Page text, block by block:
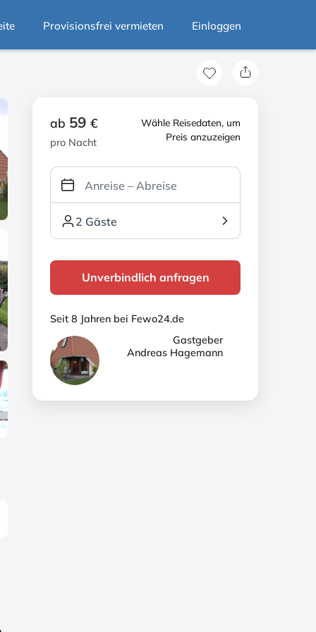
Provisionsfrei vermieten Einloggen
Wähle Reisedaten, um
Preis anzuzeigen
ab 59 €
pro Nacht
2 Gäste
Unverbindlich anfragen
Seit 8 Jahren bei Fewo24.de
Gastgeber
Andreas Hagemann